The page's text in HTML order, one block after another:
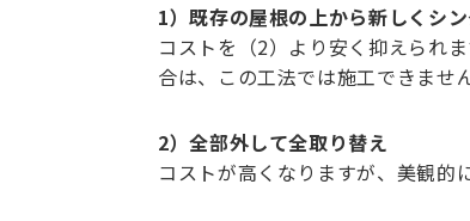
1）既存の屋根の上から新しくシ
コストを（2）より安く抑えられ
合は、この工法では施工できません
2）全部外して全取り替え
コストが高くなりますが、美観的